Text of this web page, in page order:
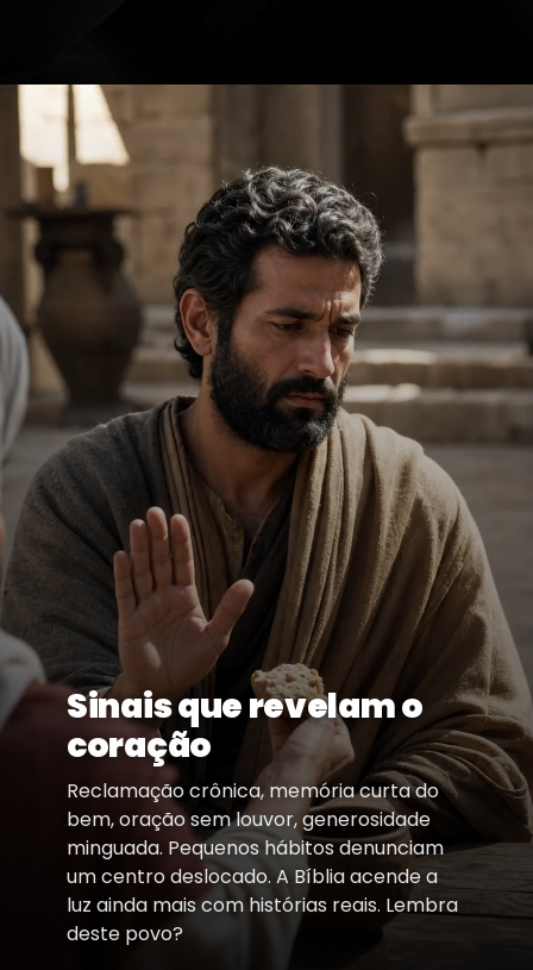
Sinais que revelam o
coração
Reclamação crônica, memória curta do
bem, oração sem louvor, generosidade
minguada. Pequenos hábitos denunciam
um centro deslocado. A Bíblia acende a
luz ainda mais com histórias reais. Lembra
deste povo?